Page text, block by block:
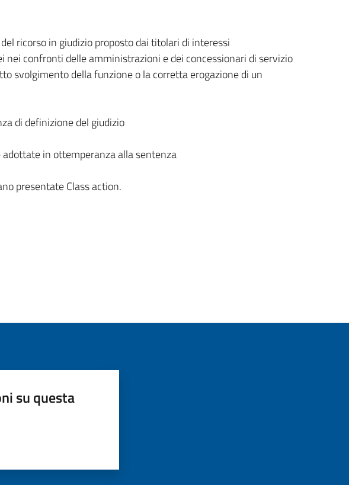
ricorso in giudizio proposto dai titolari di interessi
nei confronti delle amministrazioni e dei concessionari di servizio
svolgimento della funzione o la corretta erogazione di un
di definizione del giudizio
in ottemperanza alla sentenza
presentate Class action.
su questa